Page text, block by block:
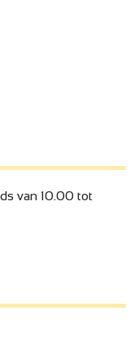
van 10.00 tot